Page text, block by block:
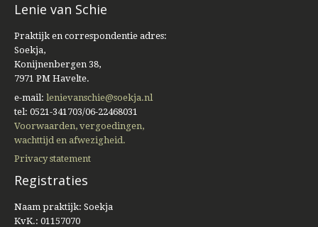
Lenie van Schie
Praktijk en correspondentie adres:
Soekja,
Konijnenbergen 38,
7971 PM Havelte.
e-mail: lenievanschie@soekja.nl
tel: 0521-341703/06-22468031
Voorwaarden, vergoedingen,
wachttijd en afwezigheid.
Privacy statement
Registraties
Naam praktijk: Soekja
KvK.: 01157070